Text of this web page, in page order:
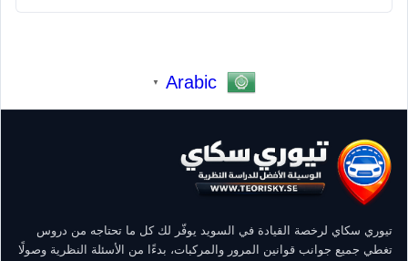
Arabic
▼
تيوري سكاي لرخصة القيادة في السويد يوفّر لك كل ما تحتاجه من دروس
تغطي جميع جوانب قوانين المرور والمركبات، بدءًا من الأسئلة النظرية وصولًا